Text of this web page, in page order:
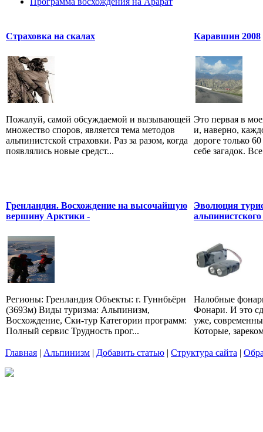
Страховка на скалах
Пожалуй, самой обсуждаемой и вызывающей
множество споров, является тема методов
альпинистской страховки. Раз за разом, когда
появлялись новые средст...
Каравшин 2008
Это первая в
и, наверно,
дороге только
себе загадок.
Гренландия. Восхождение на высочайшую
вершину Арктики -
Регионы: Гренландия Объекты: г. Гуннбьёрн
(3693м) Виды туризма: Альпинизм,
Восхождение, Ски-тур Категории программ:
Полный сервис Трудность прог...
Эволюция
Налобные
Фонари. И это
уже,
Которые,
Главная | Альпинизм | Добавить статью | Структура сайта |